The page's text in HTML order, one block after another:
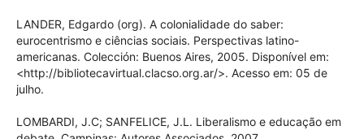
LANDER, Edgardo (org). A colonialidade do saber:
eurocentrismo e ciências sociais. Perspectivas latino-
americanas. Colección: Buenos Aires, 2005. Disponível em:
<http://bibliotecavirtual.clacso.org.ar/>. Acesso em: 05 de
julho.
LOMBARDI, J.C; SANFELICE, J.L. Liberalismo e educação em